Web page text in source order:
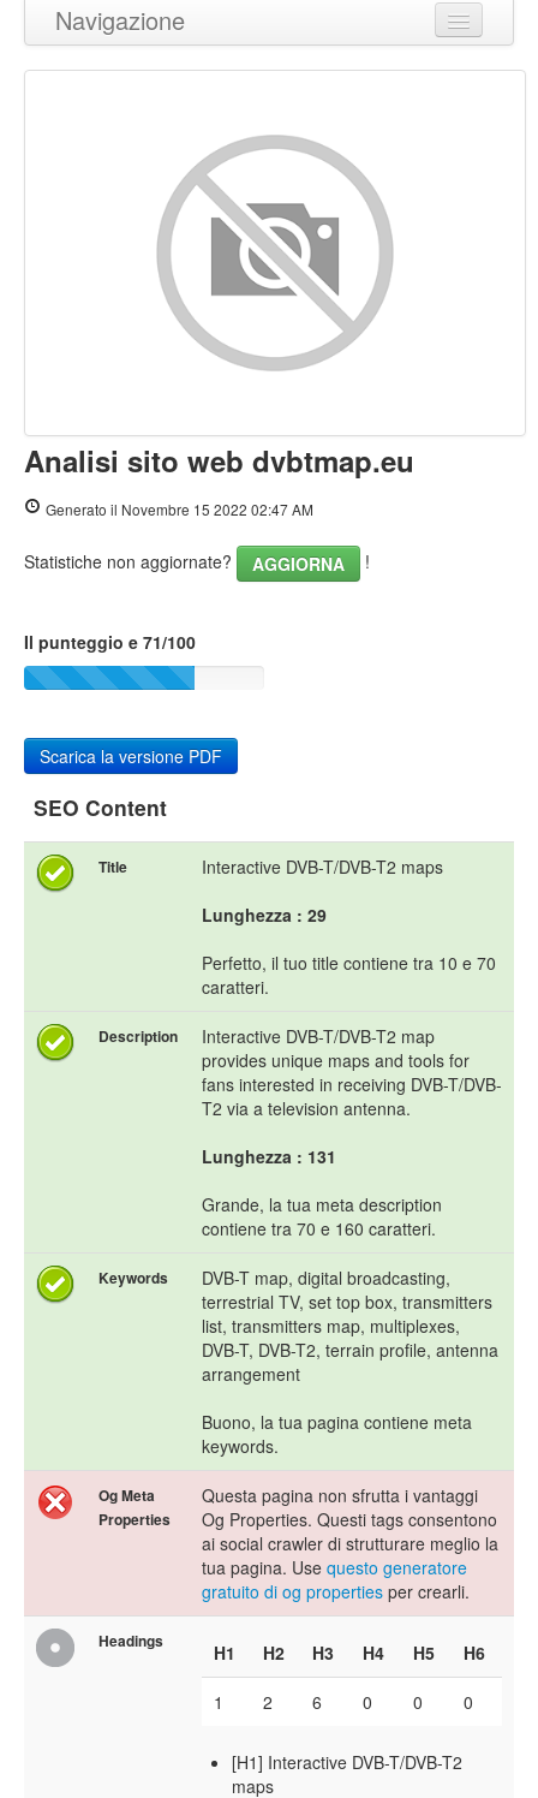
Navigazione
Torna in cima
Keywords
Usabilita
Documento
PageSpeed Insights
Analisi sito web dvbtmap.eu
Generato il Novembre 15 2022 02:47 AM
Statistiche non aggiornate? AGGIORNA !
Il punteggio e 71/100
Scarica la versione PDF
SEO Content
Title
Interactive DVB-T/DVB-T2 maps
Lunghezza : 29
Perfetto, il tuo title contiene tra 10 e 70
caratteri.
Description
Interactive DVB-T/DVB-T2 map
provides unique maps and tools for
fans interested in receiving DVB-T/DVB-
T2 via a television antenna.
Lunghezza : 131
Grande, la tua meta description
contiene tra 70 e 160 caratteri.
Keywords
DVB-T map, digital broadcasting,
terrestrial TV, set top box, transmitters
list, transmitters map, multiplexes,
DVB-T, DVB-T2, terrain profile, antenna
arrangement
Buono, la tua pagina contiene meta
keywords.
Og Meta
Properties
Questa pagina non sfrutta i vantaggi
Og Properties. Questi tags consentono
ai social crawler di strutturare meglio la
tua pagina. Use questo generatore
gratuito di og properties per crearli.
Headings H1 H2 H3 H4 H5 H6
1 2 6 0 0 0
[H1] Interactive DVB-T/DVB-T2
maps